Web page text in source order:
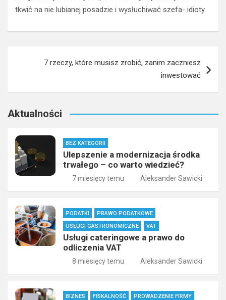
tkwić na nie lubianej posadzie i wysłuchiwać szefa- idioty.
7 rzeczy, które musisz zrobić, zanim zaczniesz
inwestować
Aktualności
BEZ KATEGORII
Ulepszenie a modernizacja środka
trwałego – co warto wiedzieć?
7 miesięcy temu Aleksander Sawicki
PODATKI
PRAWO PODATKOWE
USŁUGI GASTRONOMICZNE
VAT
Usługi cateringowe a prawo do
odliczenia VAT
8 miesięcy temu Aleksander Sawicki
BIZNES FISKALNOŚĆ
PROWADZENIE FIRMY